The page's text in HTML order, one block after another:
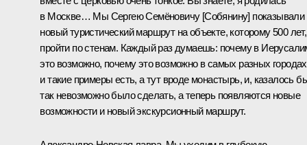
в Москве… Мы Сергею Семёновичу [Собянину] показывали
новый туристический маршрут на объекте, которому 500
пройти по стенам. Каждый раз думаешь: почему в
это возможно, почему это возможно в самых разных
и такие примеры есть, а тут вроде монастырь, и, казалось
так невозможно было сделать, а теперь появляются новые
возможности и новый экскурсионный маршрут.